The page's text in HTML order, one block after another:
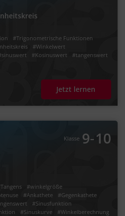
#Trigonometrische Funktionen
#Winkelwert
#Kosinuswert #tangenswert
Jetzt lernen
Klasse 9‐10
#winkelgröße
#Ankathete
#Gegenkathete
#Sinusfunktion
#Sinuskurve #Winkelberechnung